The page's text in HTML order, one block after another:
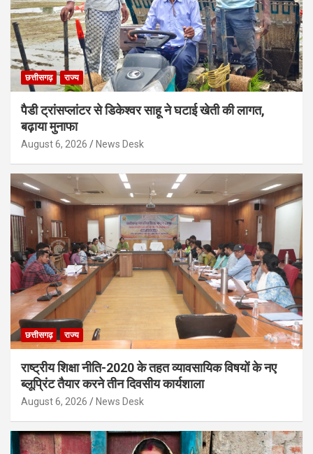
छत्तीसगढ़ राज्य
पैडी ट्रांसप्लांटर से डिकेश्वर साहू ने घटाई खेती की लागत,
बढ़ाया मुनाफा
August 6, 2026 News Desk
छत्तीसगढ़ राज्य
राष्ट्रीय शिक्षा नीति-2020 के तहत व्यावसायिक विषयों के नए
ब्लूप्रिंट तैयार करने तीन दिवसीय कार्यशाला
August 6, 2026 News Desk